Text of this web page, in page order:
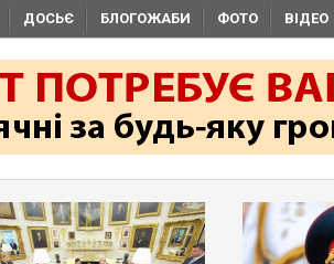
ДОСЬЄ БЛОГОЖАБИ ФОТО ВІДЕО